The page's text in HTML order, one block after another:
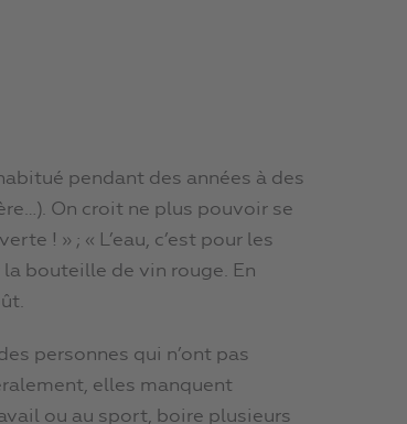
pendant des années à des
On croit ne plus pouvoir se
! » ; « L’eau, c’est pour les
bouteille de vin rouge. En
personnes qui n’ont pas
elles manquent
ou au sport, boire plusieurs